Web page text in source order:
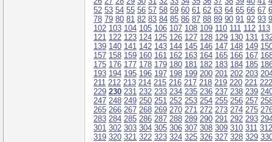
52 53 54 55 56 57 58 59 60 61 62 63 64 65 66 67
78 79 80 81 82 83 84 85 86 87 88 89 90 91 92 93
102 103 104 105 106 107 108 109 110 111 112 113
121 122 123 124 125 126 127 128 129 130 131
139 140 141 142 143 144 145 146 147 148 149
157 158 159 160 161 162 163 164 165 166 167
175 176 177 178 179 180 181 182 183 184 185
193 194 195 196 197 198 199 200 201 202 203
211 212 213 214 215 216 217 218 219 220 221 222
229 230 231 232 233 234 235 236 237 238 239
247 248 249 250 251 252 253 254 255 256 257
265 266 267 268 269 270 271 272 273 274 275
283 284 285 286 287 288 289 290 291 292 293
301 302 303 304 305 306 307 308 309 310 311 312
319 320 321 322 323 324 325 326 327 328 329